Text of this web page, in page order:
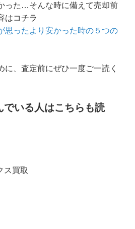
った…そんな時に備えて売却前
はコチラ
思ったより安かった時の５つの
に、査定前にぜひ一度ご一読く
でいる人はこちらも読
ス買取